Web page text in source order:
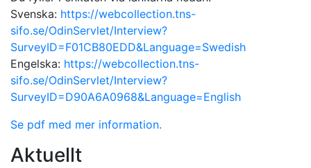
Svenska: https://webcollection.tns-
sifo.se/OdinServlet/Interview?
SurveyID=F01CB80EDD&Language=Swedish
Engelska: https://webcollection.tns-
sifo.se/OdinServlet/Interview?
SurveyID=D90A6A0968&Language=English
Se pdf med mer information.
Aktuellt